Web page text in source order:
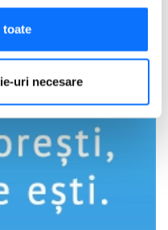
până la câțiva metri
scanândul-l în mod
preferințele la
retrage oricând acordul
experienta dvs.
pe website, precum
online.
toate
uri necesare